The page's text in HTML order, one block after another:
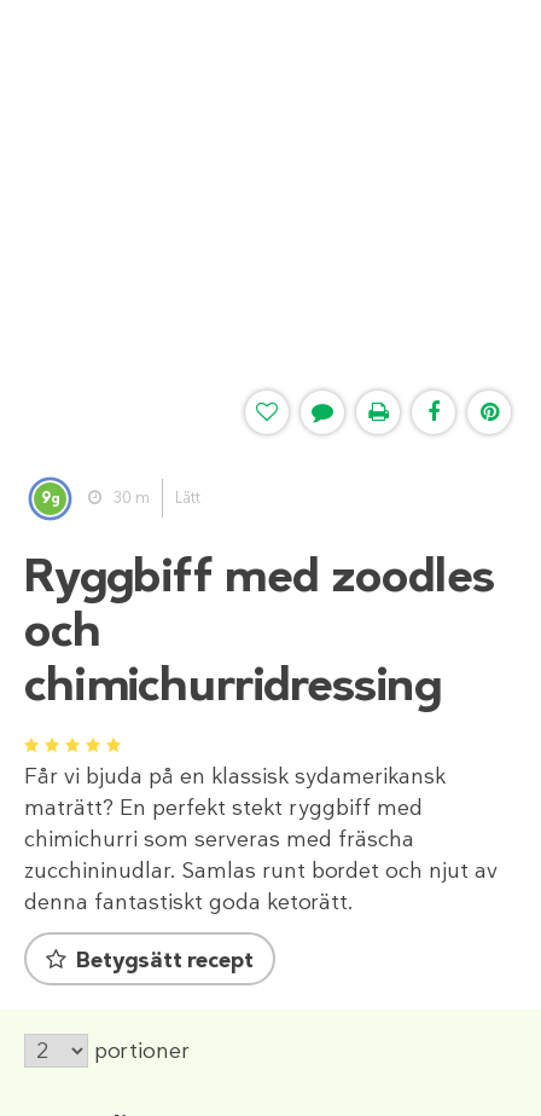
9g 30 m Lätt
Ryggbiff med zoodles
och
chimichurridressing
1 2 3 4 5
Får vi bjuda på en klassisk sydamerikansk
maträtt? En perfekt stekt ryggbiff med
chimichurri som serveras med fräscha
zucchininudlar. Samlas runt bordet och njut av
denna fantastiskt goda ketorätt.
Betygsätt recept
portioner